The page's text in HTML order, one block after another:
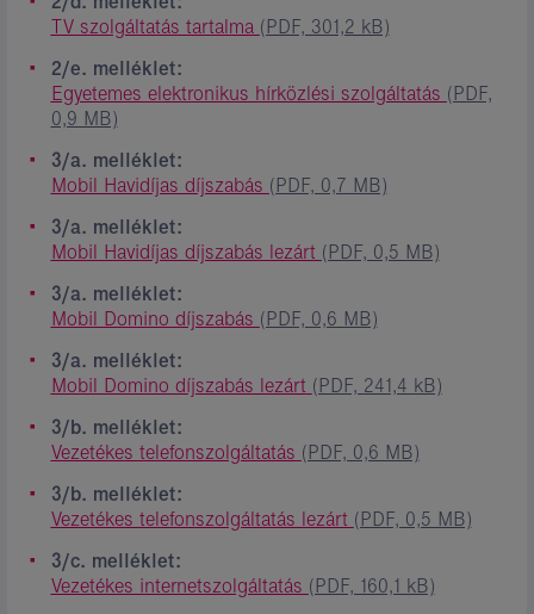
TV szolgáltatás tartalma (PDF, 301,2 kB)
2/e. melléklet:
Egyetemes elektronikus hírközlési szolgáltatás (PDF,
0,9 MB)
3/a. melléklet:
Mobil Havidíjas díjszabás (PDF, 0,7 MB)
3/a. melléklet:
Mobil Havidíjas díjszabás lezárt (PDF, 0,5 MB)
3/a. melléklet:
Mobil Domino díjszabás (PDF, 0,6 MB)
3/a. melléklet:
Mobil Domino díjszabás lezárt (PDF, 241,4 kB)
3/b. melléklet:
Vezetékes telefonszolgáltatás (PDF, 0,6 MB)
3/b. melléklet:
Vezetékes telefonszolgáltatás lezárt (PDF, 0,5 MB)
3/c. melléklet:
Vezetékes internetszolgáltatás (PDF, 160,1 kB)